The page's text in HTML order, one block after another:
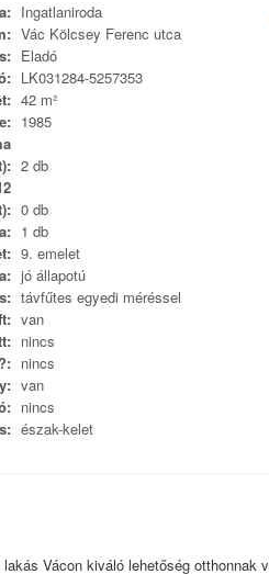
Ingatlaniroda
Vác Kölcsey Ferenc utca
Eladó
LK031284-5257353
42 m²
1985
2 db
0 db
1 db
9. emelet
jó állapotú
távfűtes egyedi méréssel
van
nincs
nincs
van
nincs
észak-kelet
Vácon kiváló lehetőség otthonnak